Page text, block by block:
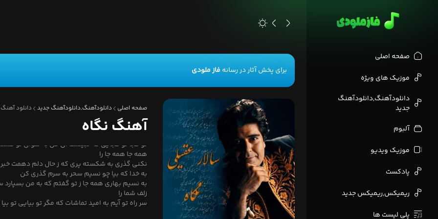
صفحه اصلی
موزیک های ویژه
دانلودآهنگ,دانلودآهنگ
جدید
آلبوم
موزیک ویدیو
پادکست
ریمیکس,ریمیکس جدید
پلی لیست ها
برای پخش آثار در رسانهفاز ملودی
صفحه اصلی دانلودآهنگ,دانلودآهنگ جدید دانلود
آهنگ نگاه
به نگاه شکر
خند ببری دل مارا
ببرش سر و جان
تو کجا تو کجایی که نبینمت ای گل به هوای تو
همه جا همه جا را
نکنی گذری به شکسته پری که ز حال دلم دهمت
به خدا که بیا چو نسیم سحر به سرم گذری کن
به نسیم بهاری همه جا ز تو گفتم که به من بسپارد
زلف شما را
سر راه تو آیم به امید تماشات که مگر تو بیایی تو